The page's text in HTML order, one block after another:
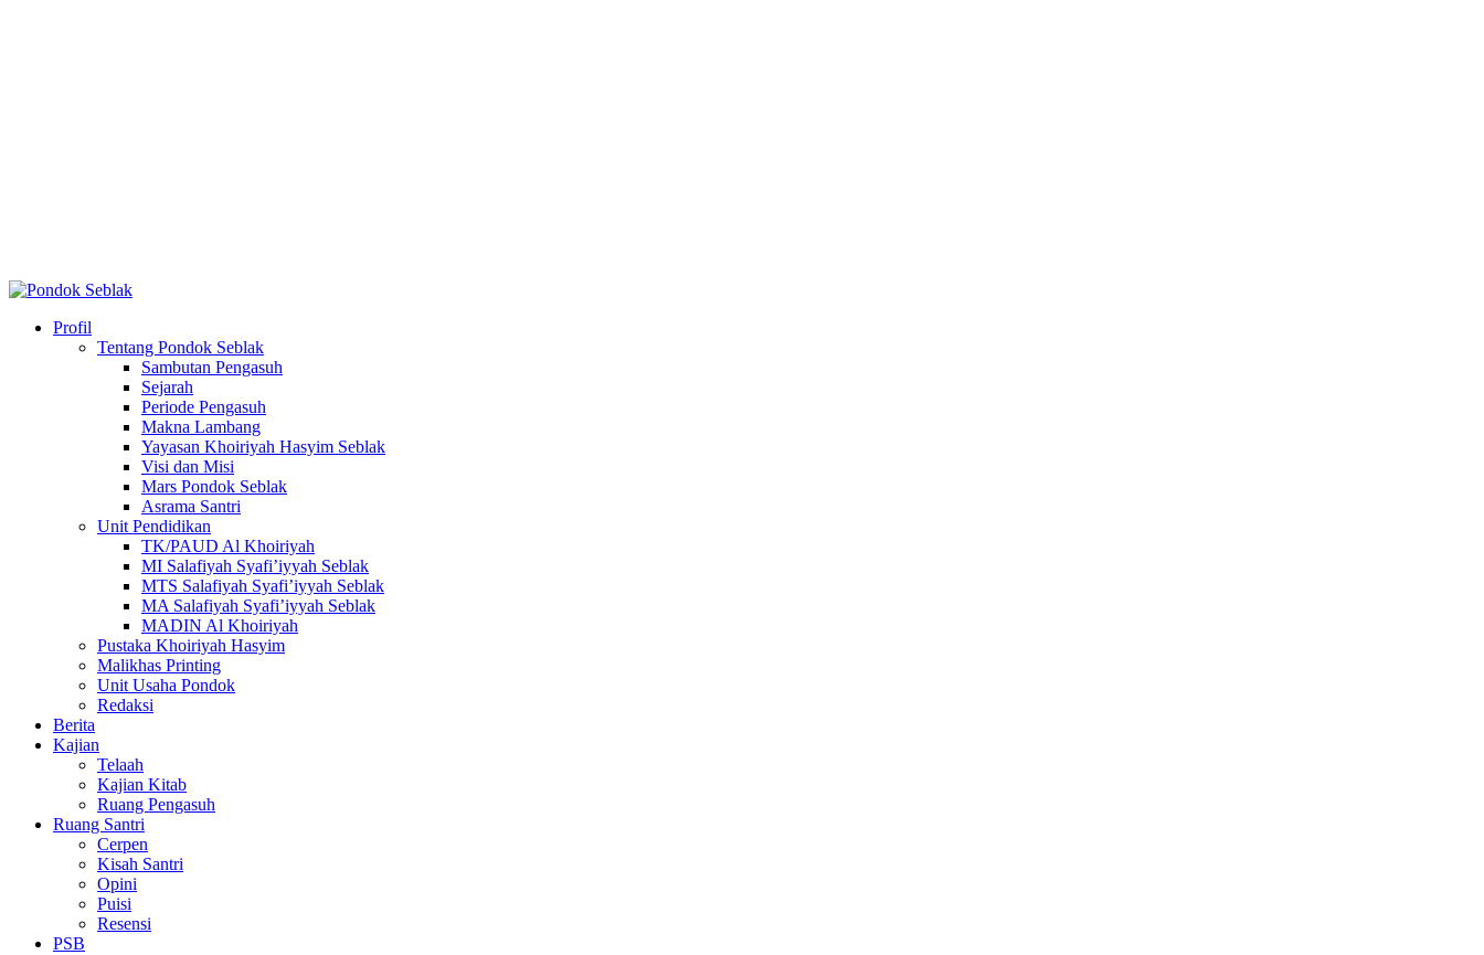
Profil
Tentang Pondok Seblak
Sambutan Pengasuh
Sejarah
Periode Pengasuh
Makna Lambang
Yayasan Khoiriyah Hasyim Seblak
Visi dan Misi
Mars Pondok Seblak
Asrama Santri
Unit Pendidikan
TK/PAUD Al Khoiriyah
MI Salafiyah Syafi’iyyah Seblak
MTS Salafiyah Syafi’iyyah Seblak
MA Salafiyah Syafi’iyyah Seblak
MADIN Al Khoiriyah
Pustaka Khoiriyah Hasyim
Malikhas Printing
Unit Usaha Pondok
Redaksi
Berita
Kajian
Telaah
Kajian Kitab
Ruang Pengasuh
Ruang Santri
Cerpen
Kisah Santri
Opini
Puisi
Resensi
PSB